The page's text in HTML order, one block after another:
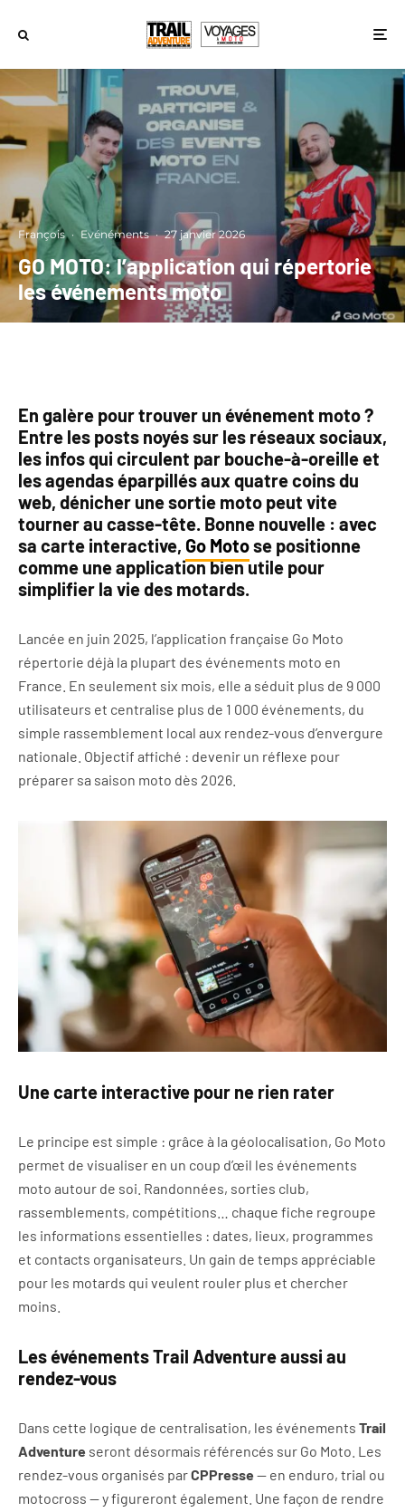
François · Evénéments · 27 janvier 2026
GO MOTO: l’application qui répertorie
les événements moto
En galère pour trouver un événement moto ?
Entre les posts noyés sur les réseaux sociaux,
les infos qui circulent par bouche-à-oreille et
les agendas éparpillés aux quatre coins du
web, dénicher une sortie moto peut vite
tourner au casse-tête. Bonne nouvelle : avec
sa carte interactive, Go Motose positionne
comme une application bien utile pour
simplifier la vie des motards.
Lancée en juin 2025, l’application française Go Moto
répertorie déjà la plupart des événements moto en
France. En seulement six mois, elle a séduit plus de 9 000
utilisateurs et centralise plus de 1 000 événements, du
simple rassemblement local aux rendez-vous d’envergure
nationale. Objectif affiché : devenir un réflexe pour
préparer sa saison moto dès 2026.
Une carte interactive pour ne rien rater
Le principe est simple : grâce à la géolocalisation, Go Moto
permet de visualiser en un coup d’œil les événements
moto autour de soi. Randonnées, sorties club,
rassemblements, compétitions… chaque fiche regroupe
les informations essentielles : dates, lieux, programmes
et contacts organisateurs. Un gain de temps appréciable
pour les motards qui veulent rouler plus et chercher
moins.
Les événements Trail Adventure aussi au
rendez-vous
Dans cette logique de centralisation, les événements Trail
Adventure seront désormais référencés sur Go Moto. Les
rendez-vous organisés parCPPresse — en enduro, trial ou
motocross — y figureront également. Une façon de rendre